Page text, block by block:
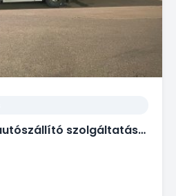
0-24 autómentő, autószállító szolgáltatást biztosítunk Budapesten.